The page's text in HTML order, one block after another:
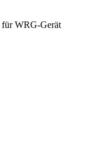
für WRG-Gerät